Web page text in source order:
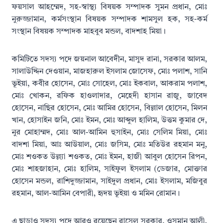
ফয়সাল আহম্মেদ, সহ-স্বাস্থ্য বিষয়ক সম্পাদক সুমন প্রধান, মোঃ
নুরুজ্জামান, কর্মসংস্থান বিষয়ক সম্পাদক শামসুল হক, সহ-কর্ম
সংস্থান বিষয়ক সম্পাদক মাহবুব মন্ডল, বাদশাহ মিয়া।
কমিটিতে সদস্য পদে জয়নাল আবেদীন, মাসুদ রানা, সরকার আলম,
সালাউদ্দিন দেওয়ান, মাজহারুল ইসলাম জোসেফ, মোঃ পলাশ, সানি
ভূইয়া, কবীর হোসেন, মোঃ সোহেল, মোঃ ইকবাল, আকরাম পলাশ,
মোঃ খোকন, রফিক হাওলাদার, মেহেদী হাসান রাজু, জাবেদ
হোসেন, নাছির হোসেন, মোঃ আমির হোসেন, বিল্লাল হোসেন, মিলন
খান, হোসাইন জনি, মোঃ ইমন, মোঃ আব্দুল হালিম, উত্তম কুমার দে,
নুর মোহাম্মদ, মোঃ আল-আমিন হুসাইন, মোঃ সেলিম মিয়া, মোঃ
বাদশা মিয়া, আঃ আউয়াল, মোঃ জসিম, মোঃ মতিউর রহমান মনু,
মোঃ শওকত উল্ল্যা শওকত, মোঃ ইমন, হাজী আবুল হোসেন রিপন,
মোঃ শাহজাহান, মোঃ হালিম, সাইফুল ইসলাম (ডেজার, মোক্তার
হোসেন মন্ডল, রাশিদুজ্জামান, সাইদুল প্রধান, মোঃ ইসলাম, মজিবুর
রহমান, আল-আমিন বেপারী, হৃদয় ভূইয়া ও মমিন রোমান।